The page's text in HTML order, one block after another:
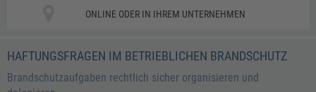
ONLINE ODER IN IHREM UNTERNEHMEN
HAFTUNGSFRAGEN IM BETRIEBLICHEN BRANDSCHUTZ
Brandschutzaufgaben rechtlich sicher organisieren und